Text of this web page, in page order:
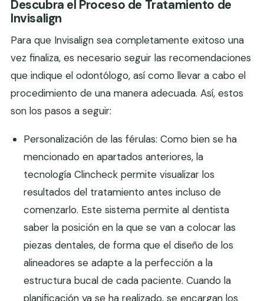
Descubra el Proceso de Tratamiento de
Invisalign
Para que Invisalign sea completamente exitoso una
vez finaliza, es necesario seguir las recomendaciones
que indique el odontólogo, así como llevar a cabo el
procedimiento de una manera adecuada. Así, estos
son los pasos a seguir:
Personalización de las férulas: Como bien se ha
mencionado en apartados anteriores, la
tecnología Clincheck permite visualizar los
resultados del tratamiento antes incluso de
comenzarlo. Este sistema permite al dentista
saber la posición en la que se van a colocar las
piezas dentales, de forma que el diseño de los
alineadores se adapte a la perfección a la
estructura bucal de cada paciente. Cuando la
planificación ya se ha realizado, se encargan los